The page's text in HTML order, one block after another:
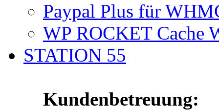
Paypal Plus für
WP ROCKET Cache
STATION 55
Kundenbetreuung: